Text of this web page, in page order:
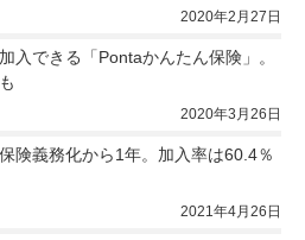
2020年2月27日
入できる「Pontaかんたん保険」。
2020年3月26日
険義務化から1年。加入率は60.4％
2021年4月26日